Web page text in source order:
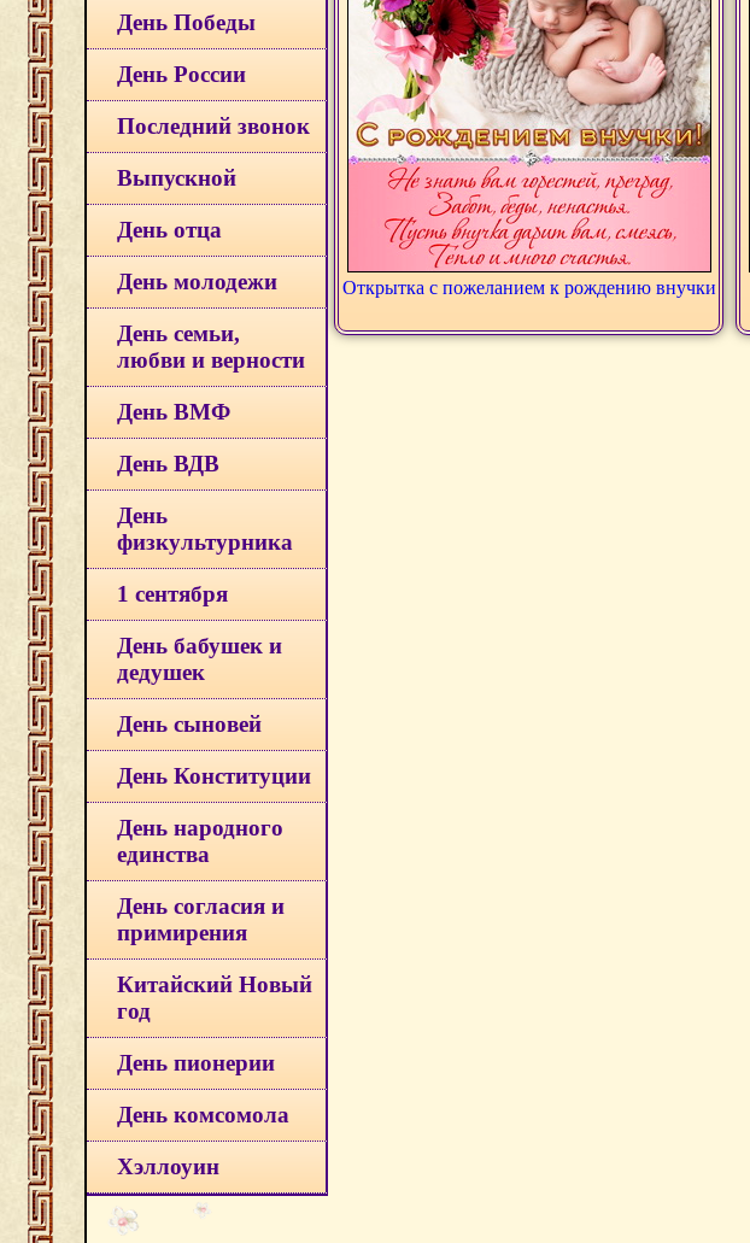
День Победы
День России
Последний звонок
Выпускной
День отца
День молодежи
День семьи,
любви и верности
День ВМФ
День ВДВ
День
физкультурника
1 сентября
День бабушек и
дедушек
День сыновей
День Конституции
День народного
единства
День согласия и
примирения
Китайский Новый
год
День пионерии
День комсомола
Хэллоуин
Открытка с пожеланием к рождению внучки